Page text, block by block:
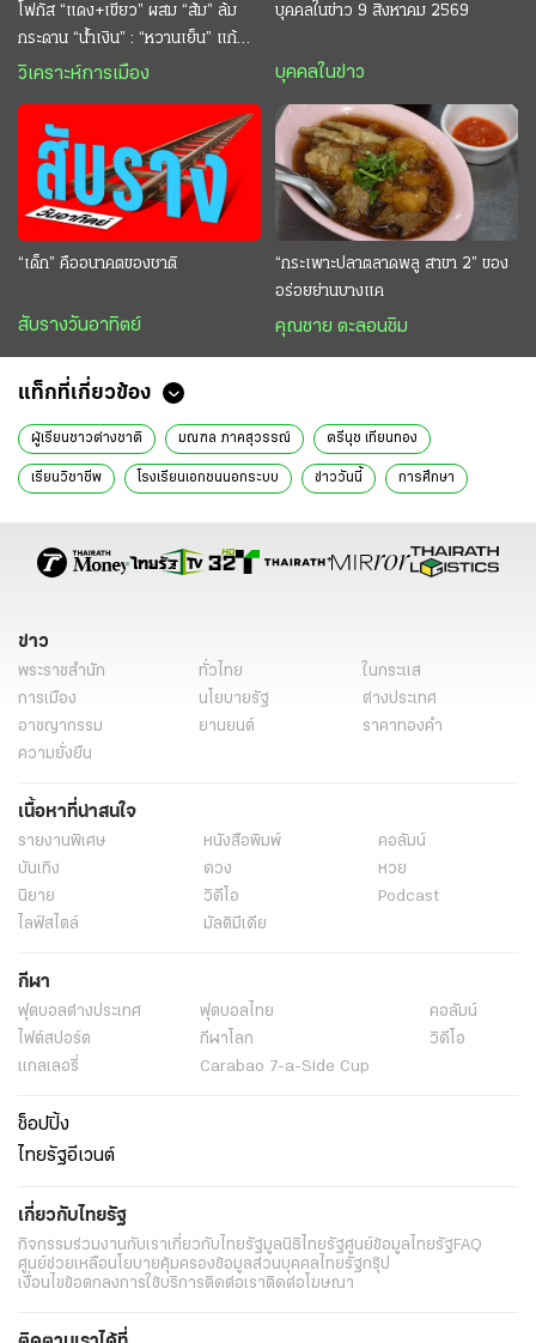
โฟกัส “แดง+เขียว” ผสม “ส้ม” ล้ม
กระดาน “นํ้าเงิน” : “หวานเย็น” แก้
กระหาย “อนุทิน” ดักตีกินสบาย
วิเคราะห์การเมือง
บุคคลในข่าว 9 สิงหาคม 2569
บุคคลในข่าว
“เด็ก” คืออนาคตของชาติ
สับรางวันอาทิตย์
“กระเพาะปลาตลาดพลู สาขา 2” ของ
อร่อยย่านบางแค
คุณชาย ตะลอนชิม
แท็กที่เกี่ยวข้อง
ผู้เรียนชาวต่างชาติ มณฑล ภาคสุวรรณ์ ตรีนุช เทียนทอง
เรียนวิชาชีพ โรงเรียนเอกชนนอกระบบ ข่าววันนี้ การศึกษา
ข่าว
พระราชสำนัก ทั่วไทย
ในกระแส
การเมือง
นโยบายรัฐ
ต่างประเทศ
อาชญากรรม
ยานยนต์
ราคาทองคำ
ความยั่งยืน
เนื้อหาที่น่าสนใจ
รายงานพิเศษ หนังสือพิมพ์
คอลัมน์
บันเทิง
ดวง
หวย
นิยาย
วิดีโอ
Podcast
ไลฟ์สไตล์
มัลติมีเดีย
กีฬา
ฟุตบอลต่่างประเทศ ฟุตบอลไทย
คอลัมน์
ไฟต์สปอร์ต
กีฬาโลก
วิดีโอ
แกลเลอรี่
Carabao 7-a-Side Cup
ช็อปปิ้ง
ไทยรัฐอีเวนต์
เกี่ยวกับไทยรัฐ
กิจกรรมร่วมงานกับเราเกี่ยวกับไทยรัฐมูลนิธิไทยรัฐศูนย์ข้อมูลไทยรัฐFAQ
ศูนย์ช่วยเหลือนโยบายคุ้มครองข้อมูลส่วนบุคคลไทยรัฐกรุ๊ป
เงื่อนไขข้อตกลงการใช้บริการติดต่อเราติดต่อโฆษณา